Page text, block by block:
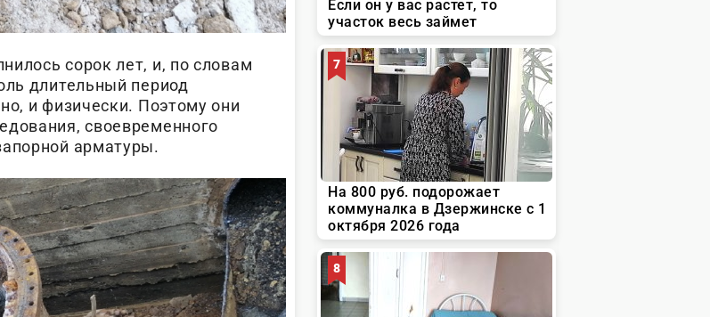
сорок лет, и, по словам
длительный период
и физически. Поэтому они
своевременного
арматуры.